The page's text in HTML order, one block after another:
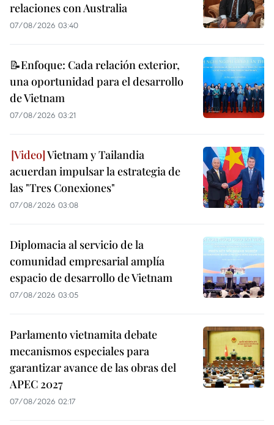
relaciones con Australia
07/08/2026 03:40
📝Enfoque: Cada relación exterior,
una oportunidad para el desarrollo
de Vietnam
07/08/2026 03:21
Vietnam y Tailandia
acuerdan impulsar la estrategia de
las "Tres Conexiones"
07/08/2026 03:08
Diplomacia al servicio de la
comunidad empresarial amplía
espacio de desarrollo de Vietnam
07/08/2026 03:05
Parlamento vietnamita debate
mecanismos especiales para
garantizar avance de las obras del
APEC 2027
07/08/2026 02:17